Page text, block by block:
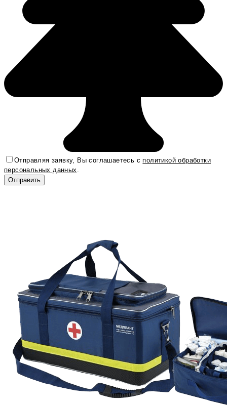
Отправляя заявку, Вы соглашаетесь сполитикой обработки
персональных данных